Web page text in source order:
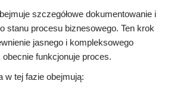
szczegółowe dokumentowanie i
stanu procesu biznesowego. Ten krok
jasnego i kompleksowego
funkcjonuje proces.
w tej fazie obejmują: